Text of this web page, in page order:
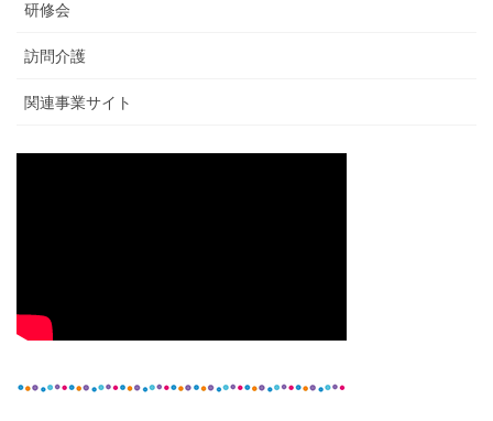
研修会
訪問介護
関連事業サイト